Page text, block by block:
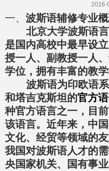
2016-
一、 波斯语辅修专业
北京大学波斯语
是国内高校中最早设
授一人、副教授一人
学位，拥有丰富的教学
波斯语为印欧语
和塔吉克斯坦的官方
种官方语言之一，目
该语言。近年来，中
文化、经贸等领域的
我国对波斯语人才的
央国家机关、国有事